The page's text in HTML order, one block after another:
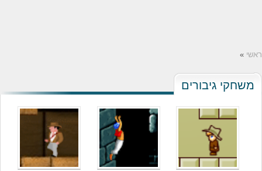
ראשי »
משחקי גיבורים